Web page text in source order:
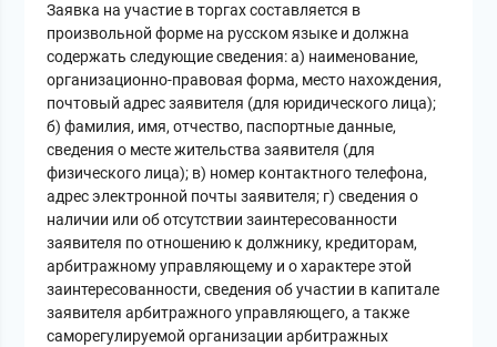
Заявка на участие в торгах составляется в
произвольной форме на русском языке и должна
содержать следующие сведения: а) наименование,
организационно-правовая форма, место нахождения,
почтовый адрес заявителя (для юридического лица);
б) фамилия, имя, отчество, паспортные данные,
сведения о месте жительства заявителя (для
физического лица); в) номер контактного телефона,
адрес электронной почты заявителя; г) сведения о
наличии или об отсутствии заинтересованности
заявителя по отношению к должнику, кредиторам,
арбитражному управляющему и о характере этой
заинтересованности, сведения об участии в капитале
заявителя арбитражного управляющего, а также
саморегулируемой организации арбитражных